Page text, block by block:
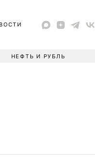
НЕФТЬ И РУБЛЬ